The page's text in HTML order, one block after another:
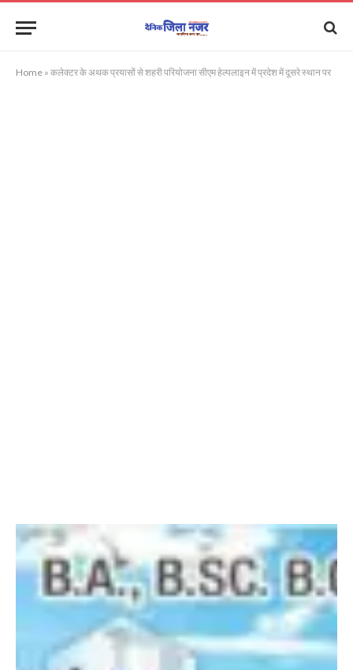
Home » कलेक्टर के अथक प्रयासों से शहरी परियोजना सीएम हेल्पलाइन में प्रदेश में दूसरे स्थान पर